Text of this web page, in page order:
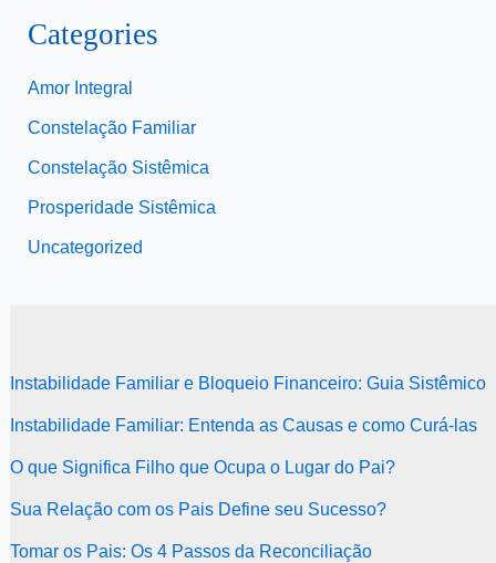
Categories
Amor Integral
Constelação Familiar
Constelação Sistêmica
Prosperidade Sistêmica
Uncategorized
Instabilidade Familiar e Bloqueio Financeiro: Guia Sistêmico
Instabilidade Familiar: Entenda as Causas e como Curá-las
O que Significa Filho que Ocupa o Lugar do Pai?
Sua Relação com os Pais Define seu Sucesso?
Tomar os Pais: Os 4 Passos da Reconciliação